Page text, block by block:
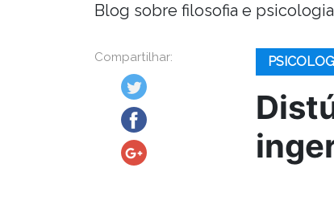
Blog sobre filosofia e
Compartilhar: